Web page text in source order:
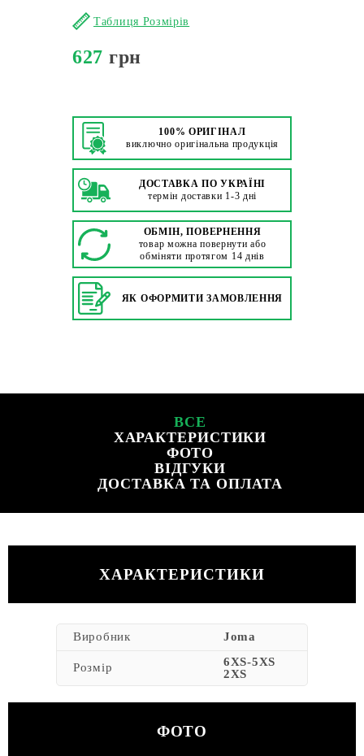
Таблиця Розмірів
627 грн
100% ОРИГІНАЛ
виключно оригінальна продукція
ДОСТАВКА ПО УКРАЇНІ
термін доставки 1-3 дні
ОБМІН, ПОВЕРНЕННЯ
товар можна повернути або
обміняти протягом 14 днів
ЯК ОФОРМИТИ ЗАМОВЛЕННЯ
ВСЕ
ХАРАКТЕРИСТИКИ
ФОТО
ВІДГУКИ
ДОСТАВКА ТА ОПЛАТА
ХАРАКТЕРИСТИКИ
Виробник Joma
Розмір
6XS-5XS
2XS
ФОТО